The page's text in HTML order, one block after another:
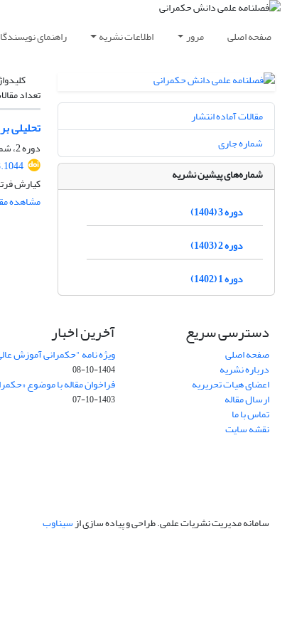
صفحه اصلی مرور اطلاعات نشریه راهنمای
تعداد
تحلیلی
دوره 2، شماره 5، زمستان 1403، صفحه
کیارش
مشاهده
مقالات آماده انتشار
شماره جاری
شماره‌های پیشین نشریه
دوره 3 (1404)
دوره 2 (1403)
دوره 1 (1402)
دسترسی سریع
صفحه اصلی
درباره نشریه
اعضای هیات تحریریه
ارسال مقاله
تماس با ما
نقشه سایت
آخرین اخبار
ویژه نامه "حکمرانی آموزش
1404-10-08
فراخوان مقاله با موضوع
1403-10-07
سامانه مدیریت نشریات علمی.طراحی و پیاده سازی ازسیناوب